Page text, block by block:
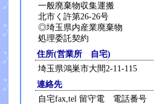
一般廃棄物収集運搬
北市く許第26-26号
◎埼玉県内産業廃棄物
処理委託契約
住所(営業所 自宅)
埼玉県鴻巣市大間2-11-115
連絡先
自宅fax,tel 留守電 電話番